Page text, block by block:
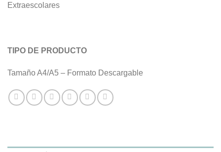
Extraescolares
TIPO DE PRODUCTO
Tamaño A4/A5 – Formato Descargable